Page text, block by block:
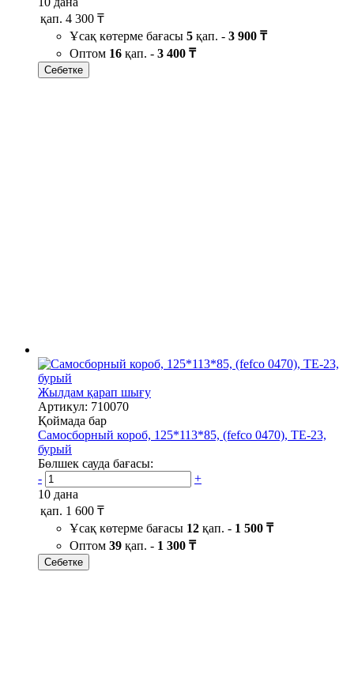
қап. 4 300 ₸
Ұсақ көтерме бағасы 5 қап. - 3 900 ₸
Оптом 16 қап. - 3 400 ₸
Себетке
Жылдам қарап шығу
Артикул: 710070
Қоймада бар
Самосборный короб, 125*113*85, (fefco 0470), ТЕ-23,
бурый
Бөлшек сауда бағасы:
-
+
10 дана
қап. 1 600 ₸
Ұсақ көтерме бағасы 12 қап. - 1 500 ₸
Оптом 39 қап. - 1 300 ₸
Себетке